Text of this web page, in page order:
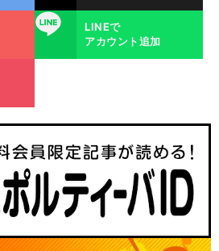
LINE
LINEで
アカウント追加